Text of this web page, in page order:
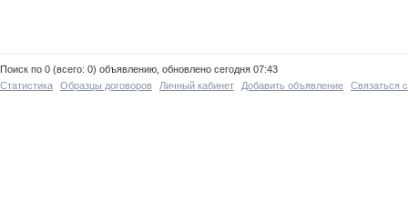
Поиск по 0 (всего: 0) объявлению, обновлено сегодня 07:43
Статистика
Образцы договоров Личный кабинет Добавить объявление Связаться